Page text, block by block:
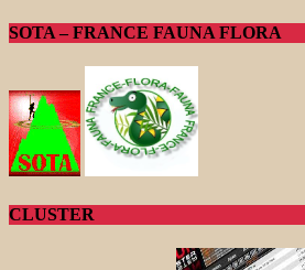
SOTA – FRANCE FAUNA FLORA
CLUSTER